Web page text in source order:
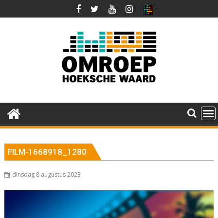
naar
FILM-1668918_1280
dinsdag 8 augustus 2023